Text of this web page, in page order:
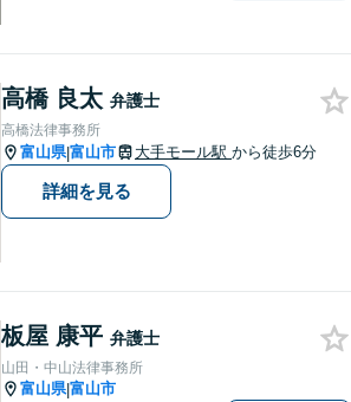
高橋 良太 弁護士
高橋法律事務所
富山県|富山市 大手モール駅 から徒歩6分
詳細を見る
板屋 康平 弁護士
山田・中山法律事務所
富山県|富山市